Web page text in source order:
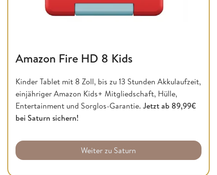
Amazon Fire HD 8 Kids
Kinder Tablet mit 8 Zoll, bis zu 13 Stunden Akkulaufzeit,
einjähriger Amazon Kids+ Mitgliedschaft, Hülle,
Entertainment und Sorglos-Garantie. Jetzt ab 89,99€
bei Saturn sichern!
Weiter zu Saturn